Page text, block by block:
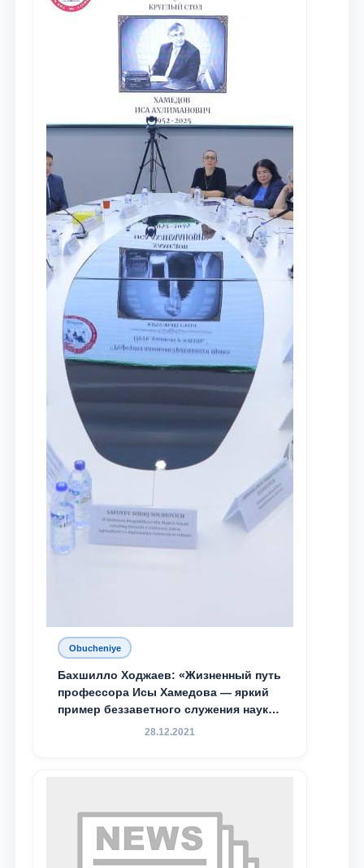
Obucheniye
Бахшилло Ходжаев: «Жизненный путь
профессора Исы Хамедова — яркий
пример беззаветного служения науке,
Родине и воспитанию молодого
28.12.2021